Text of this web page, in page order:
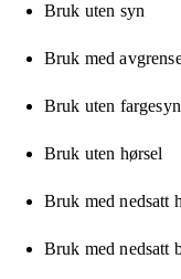
Bruk uten syn
Bruk med
Bruk uten fargesyn
Bruk uten hørsel
Bruk med nedsatt
Bruk med nedsatt